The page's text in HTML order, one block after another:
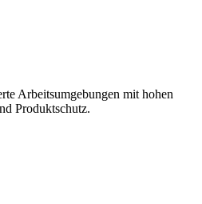
Arbeitsumgebungen mit hohen
Produktschutz.